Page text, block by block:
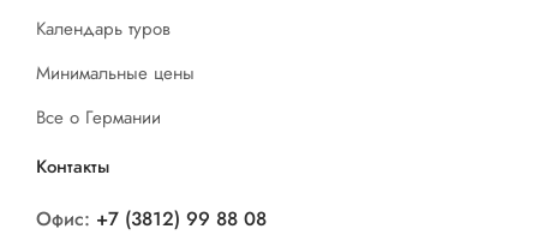
Календарь туров
Минимальные цены
Все о Германии
Контакты
Офис: +7 (3812) 99 88 08